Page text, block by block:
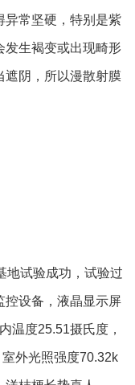
异常坚硬，特别是紫
发生褐变或出现畸形
遮阴，所以漫散射膜
试验成功，试验过
控设备，液晶显示屏
温度25.51摄氏度，
外光照强度70.32k